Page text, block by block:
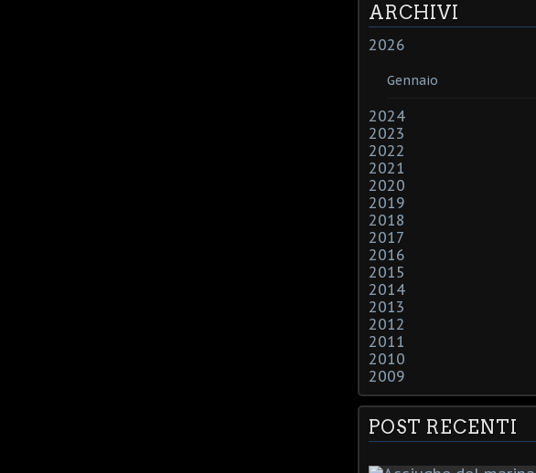
ARCHIVI
2026
Gennaio
2024
2023
2022
2021
2020
2019
2018
2017
2016
2015
2014
2013
2012
2011
2010
2009
POST RECENTI